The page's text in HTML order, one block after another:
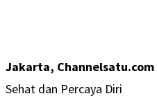
Jakarta, Channelsatu.com
Sehat dan Percaya Diri